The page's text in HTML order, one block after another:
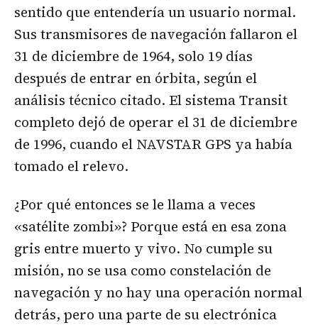
sentido que entendería un usuario normal.
Sus transmisores de navegación fallaron el
31 de diciembre de 1964, solo 19 días
después de entrar en órbita, según el
análisis técnico citado. El sistema Transit
completo dejó de operar el 31 de diciembre
de 1996, cuando el NAVSTAR GPS ya había
tomado el relevo.
¿Por qué entonces se le llama a veces
«satélite zombi»? Porque está en esa zona
gris entre muerto y vivo. No cumple su
misión, no se usa como constelación de
navegación y no hay una operación normal
detrás, pero una parte de su electrónica